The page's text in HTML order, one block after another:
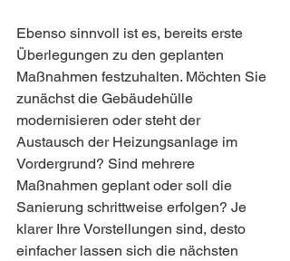
Ebenso sinnvoll ist es, bereits erste
Überlegungen zu den geplanten
Maßnahmen festzuhalten. Möchten Sie
zunächst die Gebäudehülle
modernisieren oder steht der
Austausch der Heizungsanlage im
Vordergrund? Sind mehrere
Maßnahmen geplant oder soll die
Sanierung schrittweise erfolgen? Je
klarer Ihre Vorstellungen sind, desto
einfacher lassen sich die nächsten